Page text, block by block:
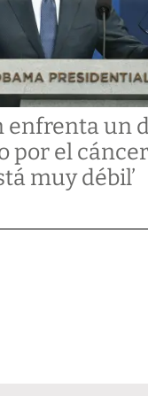
enfrenta un
por el
muy débil’